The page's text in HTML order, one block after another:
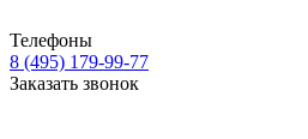
Телефоны
8 (495) 179-99-77
Заказать звонок